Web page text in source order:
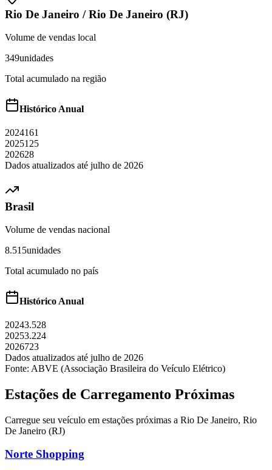
Rio De Janeiro /Rio De Janeiro (RJ)
Volume de vendas local
349unidades
Total acumulado na região
Histórico Anual
2024161
2025125
202628
Dados atualizados até julho de 2026
Brasil
Volume de vendas nacional
8.515unidades
Total acumulado no país
Histórico Anual
20243.528
20253.224
2026723
Dados atualizados até julho de 2026
Fonte: ABVE (Associação Brasileira do Veículo Elétrico)
Estações de Carregamento Próximas
Carregue seu veículo em estações próximas a Rio De Janeiro, Rio
De Janeiro (RJ)
Norte Shopping